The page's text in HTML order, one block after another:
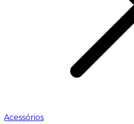
Acessórios